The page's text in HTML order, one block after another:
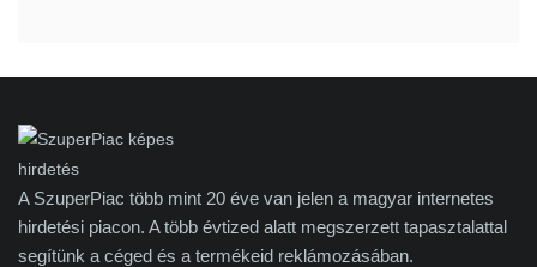
A SzuperPiac több mint 20 éve van jelen a magyar internetes
hirdetési piacon. A több évtized alatt megszerzett tapasztalattal
segítünk a céged és a termékeid reklámozásában.